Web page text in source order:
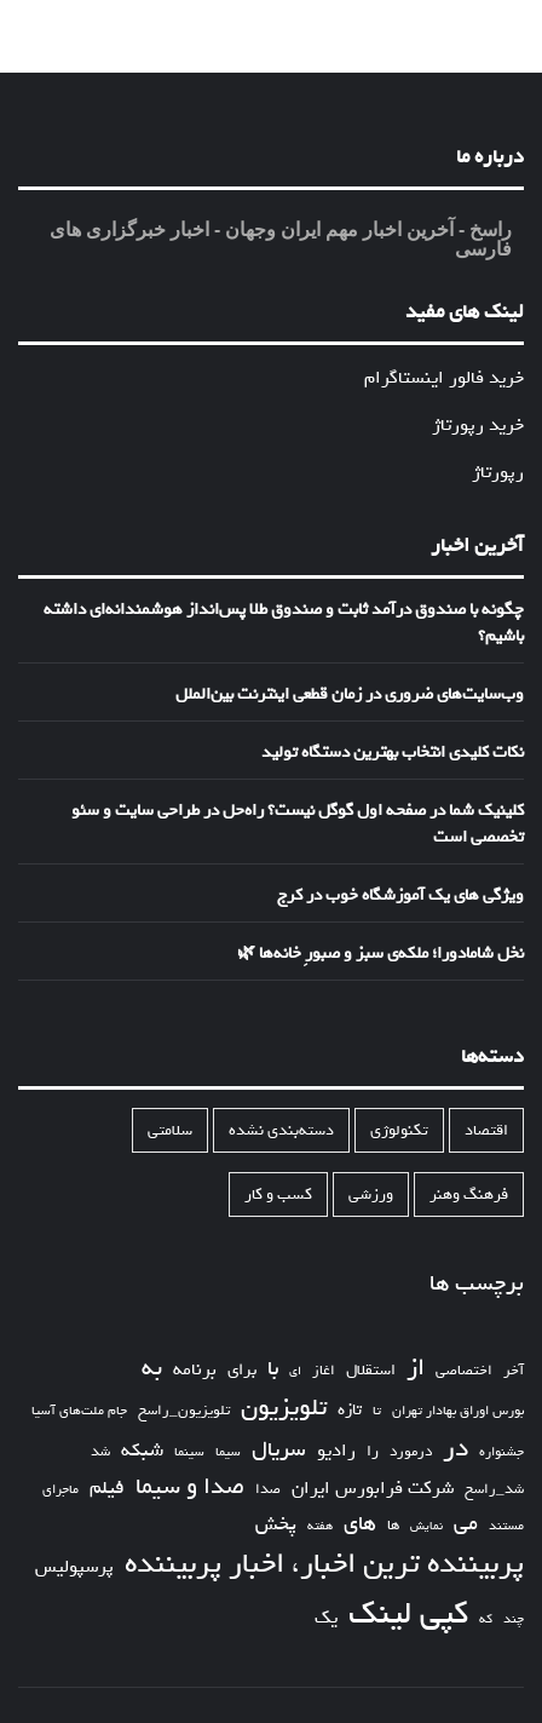
درباره ما
راسخ - آخرین اخبار مهم ایران وجهان - اخبار خبرگزاری های
فارسی
لینک های مفید
خرید فالور اینستاگرام
خرید رپورتاژ
رپورتاژ
آخرین اخبار
چگونه با صندوق درآمد ثابت و صندوق طلا پس‌انداز هوشمندانه‌ای داشته
باشیم؟
وب‌سایت‌های ضروری در زمان قطعی اینترنت بین‌الملل
نکات کلیدی انتخاب بهترین دستگاه تولید
کلینیک شما در صفحه اول گوگل نیست؟ راه‌حل در طراحی سایت و سئو
تخصصی است
ویژگی های یک آموزشگاه خوب در کرج
نخل شامادورا؛ ملکه‌ی سبز و صبورِ خانه‌ها 🌿
دسته‌ها
اقتصاد تکنولوژی دسته‌بندی نشده سلامتی
فرهنگ وهنر ورزشی کسب و کار
برچسب ها
آخر اختصاصی از استقلال اغاز ای با برای برنامه به
بورس اوراق بهادار تهران تا تازه تلویزیون تلویزیون_راسخ جام ملت‌های آسیا
جشنواره در درمورد را رادیو سریال سیما سینما شبکه شد
شد_راسخ شرکت فرابورس ایران صدا صدا و سیما فیلم ماجرای
مستند می نمایش ها های هفته پخش
پربیننده ترین اخبار، اخبار پربیننده پرسپولیس
چند که کپی لینک یک